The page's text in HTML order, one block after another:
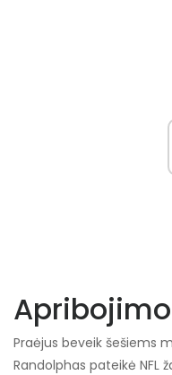
Praėjus beveik šešiems
Randolphas pateikė NFL